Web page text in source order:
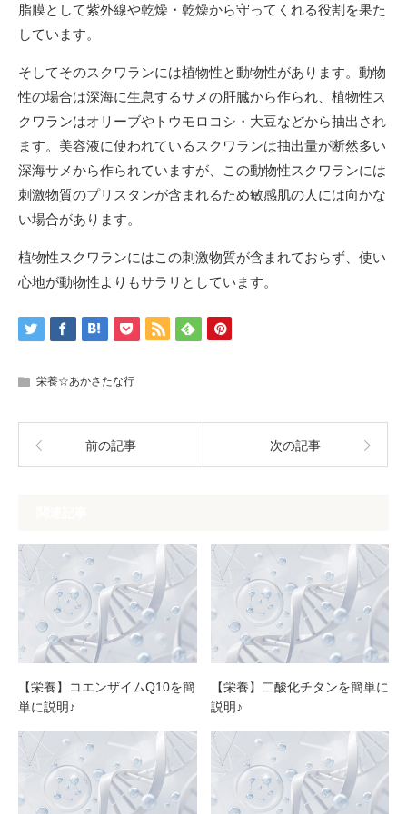
脂膜として紫外線や乾燥・乾燥から守ってくれる役割を果た
しています。
そしてそのスクワランには植物性と動物性があります。動物
性の場合は深海に生息するサメの肝臓から作られ、植物性ス
クワランはオリーブやトウモロコシ・大豆などから抽出され
ます。美容液に使われているスクワランは抽出量が断然多い
深海サメから作られていますが、この動物性スクワランには
刺激物質のプリスタンが含まれるため敏感肌の人には向かな
い場合があります。
植物性スクワランにはこの刺激物質が含まれておらず、使い
心地が動物性よりもサラリとしています。
栄養☆あかさたな行
前の記事 次の記事
【栄養】コエンザイムQ10を簡
単に説明♪
【栄養】二酸化チタンを簡単に
説明♪